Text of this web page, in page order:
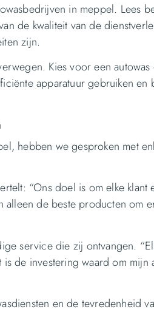
in meppel. Lees
de kwaliteit van de
zijn.
Kies voor een autowas
apparatuur gebruiken en
hebben we gesproken met
“Ons doel is om elke
de beste producten om
service die zij ontvangen.
is de investering waard om
en de tevredenheid